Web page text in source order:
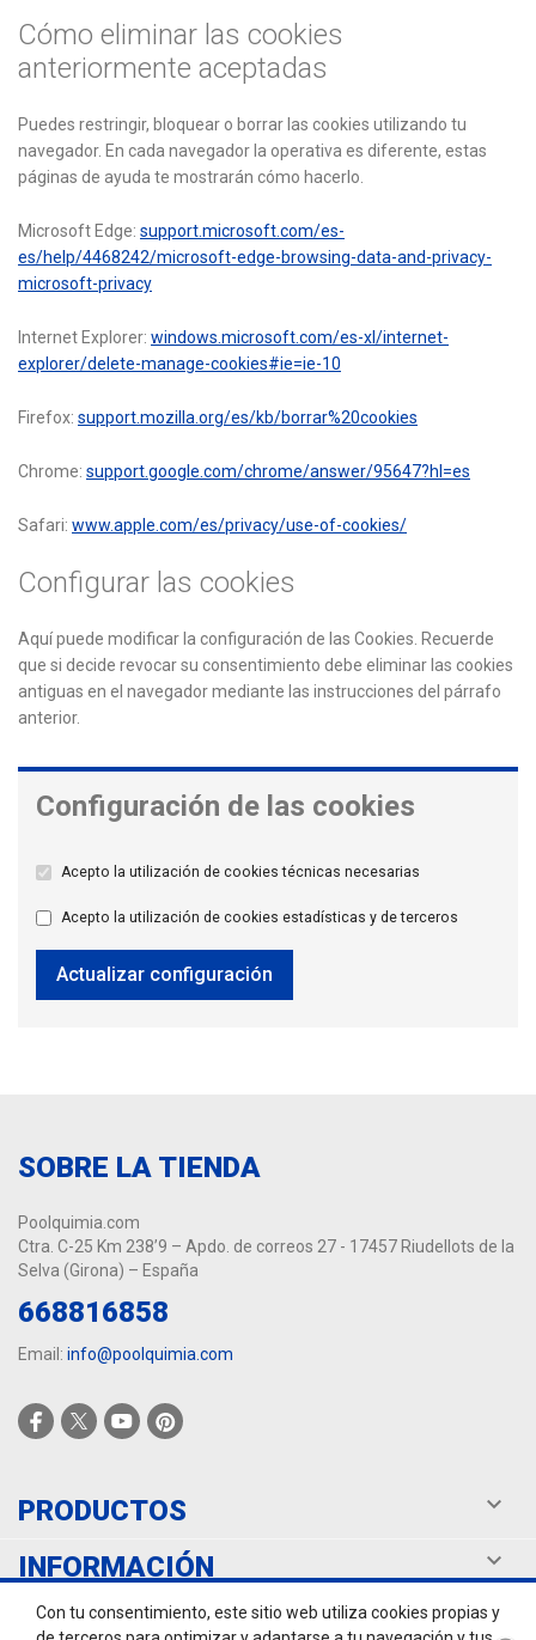
Cómo eliminar las cookies
anteriormente aceptadas
Puedes restringir, bloquear o borrar las cookies utilizando tu
navegador. En cada navegador la operativa es diferente, estas
páginas de ayuda te mostrarán cómo hacerlo.
Microsoft Edge: support.microsoft.com/es-
es/help/4468242/microsoft-edge-browsing-data-and-privacy-
microsoft-privacy
Internet Explorer: windows.microsoft.com/es-xl/internet-
explorer/delete-manage-cookies#ie=ie-10
Firefox: support.mozilla.org/es/kb/borrar%20cookies
Chrome: support.google.com/chrome/answer/95647?hl=es
Safari: www.apple.com/es/privacy/use-of-cookies/
Configurar las cookies
Aquí puede modificar la configuración de las Cookies. Recuerde
que si decide revocar su consentimiento debe eliminar las cookies
antiguas en el navegador mediante las instrucciones del párrafo
anterior.
Configuración de las cookies
Acepto la utilización de cookies técnicas necesarias
Acepto la utilización de cookies estadísticas y de terceros
Actualizar configuración
SOBRE LA TIENDA
Poolquimia.com
Ctra. C-25 Km 238’9 – Apdo. de correos 27 - 17457 Riudellots de la
Selva (Girona) – España
668816858
Email: info@poolquimia.com
PRODUCTOS 
INFORMACIÓN 
TU CUENTA 
Con tu consentimiento, este sitio web utiliza cookies propias y